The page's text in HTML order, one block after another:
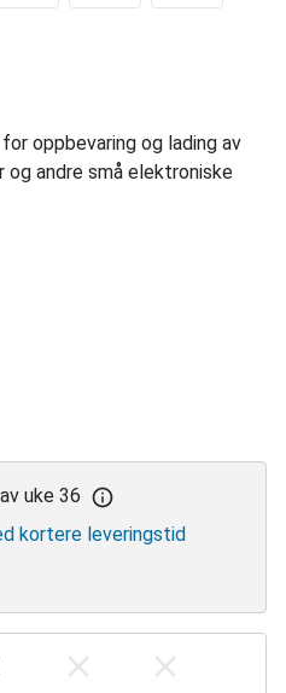
oppbevaring og lading av
andre små elektroniske
uke 36
kortere leveringstid